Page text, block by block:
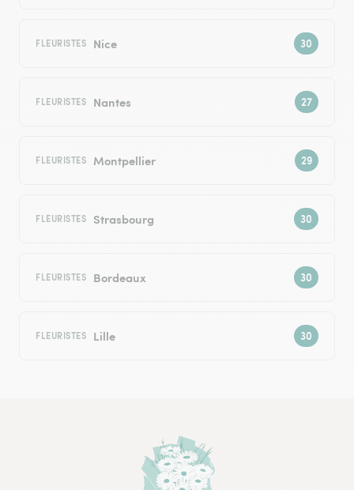
FLEURISTES Nice
FLEURISTES Nantes
FLEURISTES Montpellier
FLEURISTES Strasbourg
FLEURISTES Bordeaux
FLEURISTES Lille